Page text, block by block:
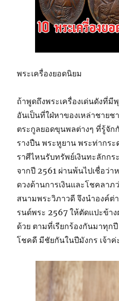
พระเครื่องยอดนิยม
ถ้าพูดถึงพระเครื่องเด่นดังที่
อันเป็นที่ใฝ่หาของเหล่าชาย
ตระกูลยอดขุนพลต่างๆ ที่รู้จัก
รางปืน พระหูยาน พระท่ากร
ราศีไหนรับทรัพย์เงินทะลักกร
จากปี 2561 ผ่านพ้นไปเชื่อว่
ดวงด้านการเงินและโชคลา
สนามพระวิภาวดี จึงนำองค์ต่
รนด์พระ 2567 ให้ตัดแปะข้า
ด้วย ตามที่เรียกร้องกันมาทุก
โชคดี มีชัยกันในปีมังกร เจ้า